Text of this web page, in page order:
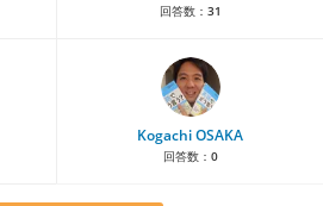
回答数： 31
Kogachi OSAKA
回答数： 0